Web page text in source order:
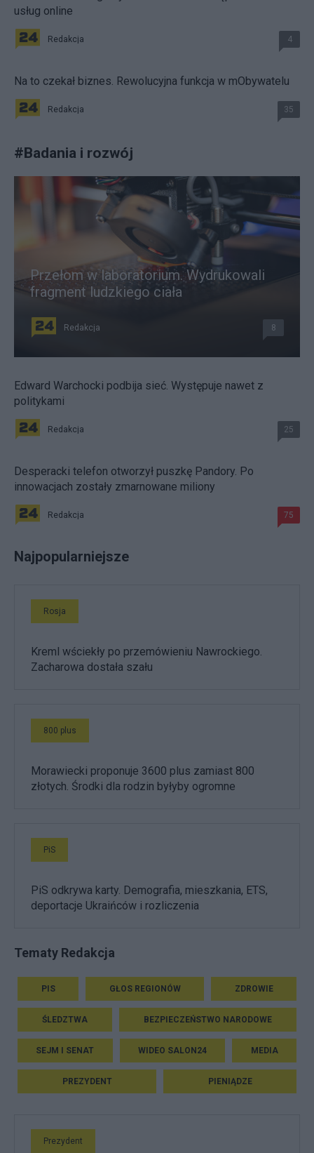
usług online
Redakcja 4
Na to czekał biznes. Rewolucyjna funkcja w mObywatelu
Redakcja 35
#Badania i rozwój
Przełom w laboratorium. Wydrukowali
fragment ludzkiego ciała
Redakcja 8
Edward Warchocki podbija sieć. Występuje nawet z
politykami
Redakcja 25
Desperacki telefon otworzył puszkę Pandory. Po
innowacjach zostały zmarnowane miliony
Redakcja 75
Najpopularniejsze
Rosja
Kreml wściekły po przemówieniu Nawrockiego.
Zacharowa dostała szału
800 plus
Morawiecki proponuje 3600 plus zamiast 800
złotych. Środki dla rodzin byłyby ogromne
PiS
PiS odkrywa karty. Demografia, mieszkania, ETS,
deportacje Ukraińców i rozliczenia
Tematy Redakcja
PIS GŁOS REGIONÓW ZDROWIE
ŚLEDZTWA BEZPIECZEŃSTWO NARODOWE
SEJM I SENAT WIDEO SALON24 MEDIA
PREZYDENT PIENIĄDZE
Prezydent